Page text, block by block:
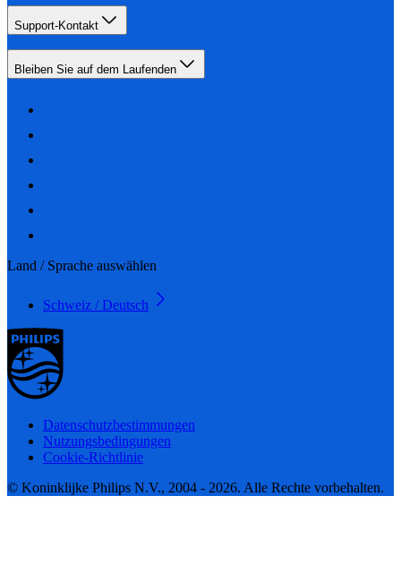
Support-Kontakt
Bleiben Sie auf dem Laufenden
Land / Sprache auswählen
Schweiz / Deutsch
Datenschutzbestimmungen
Nutzungsbedingungen
Cookie-Richtlinie
© Koninklijke Philips N.V., 2004 - 2026. Alle Rechte vorbehalten.